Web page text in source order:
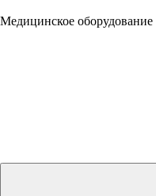
Медицинское